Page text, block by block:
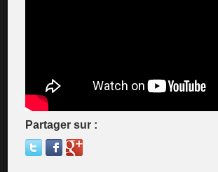
Partager sur :